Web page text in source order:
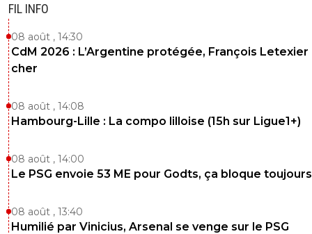
FIL INFO
08 août , 14:30
CdM 2026 : L’Argentine protégée, François Letexier
cher
08 août , 14:08
Hambourg-Lille : La compo lilloise (15h sur Ligue1+)
08 août , 14:00
Le PSG envoie 53 ME pour Godts, ça bloque toujours
08 août , 13:40
Humilié par Vinicius, Arsenal se venge sur le PSG